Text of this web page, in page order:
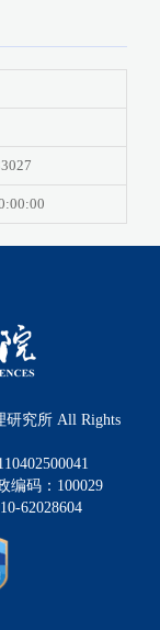
研究所 All Rights
编码：100029
62028604